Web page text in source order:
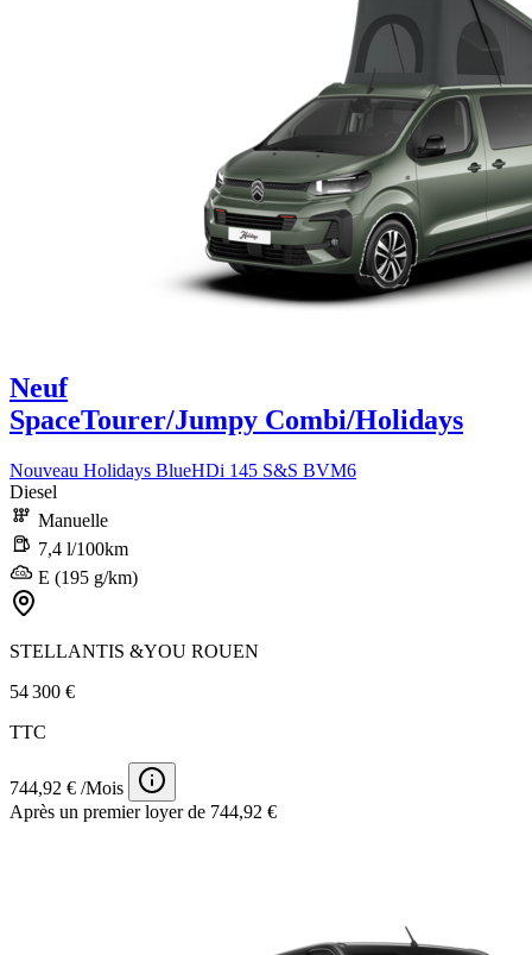
Neuf
SpaceTourer/Jumpy Combi/Holidays
Nouveau Holidays BlueHDi 145 S&S BVM6
Diesel
Manuelle
7,4 l/100km
E (195 g/km)
STELLANTIS &YOU ROUEN
54 300 €
TTC
744,92 € /Mois
Après un premier loyer de 744,92 €